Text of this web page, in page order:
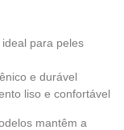
para peles
e durável
liso e confortável
mantêm a